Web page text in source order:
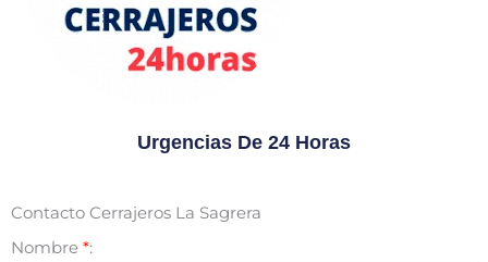
Urgencias De 24 Horas
Contacto Cerrajeros La Sagrera
Nombre *: